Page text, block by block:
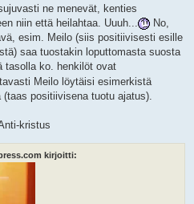
ne menevät, kenties
niin että heilahtaa. Uuuh...
No,
esim. Meilo (siis positiivisesti esille
saa tuostakin loputtomasta suosta
tasolla ko. henkilöt ovat
Meilo löytäisi esimerkistä
positiivisena tuotu ajatus).
kristus
kirjoitti: